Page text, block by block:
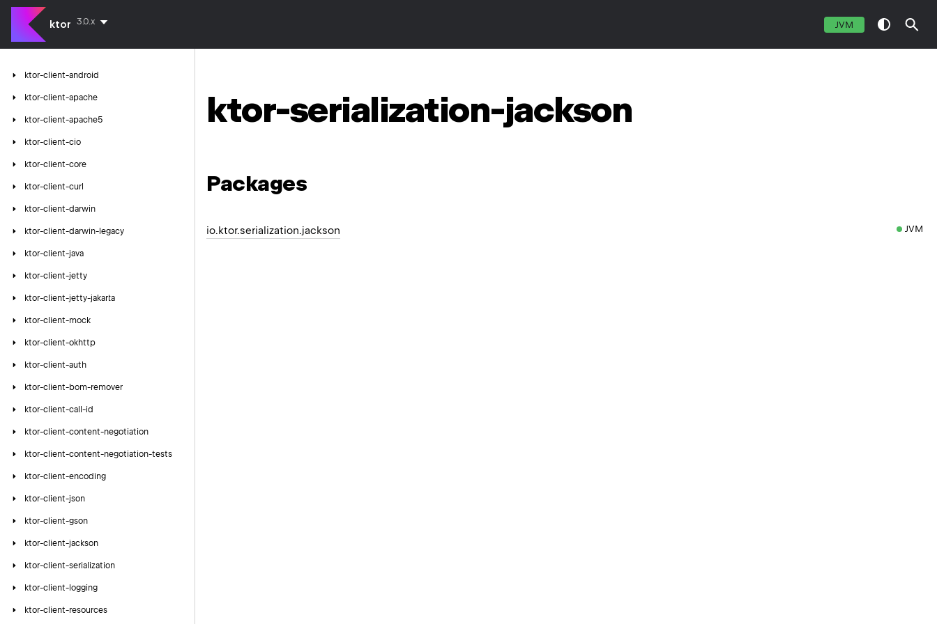
ktor 3.0.x JVM
ktor-client-android
ktor-client-apache
ktor-client-apache5
ktor-client-cio
ktor-client-core
ktor-client-curl
ktor-client-darwin
ktor-client-darwin-legacy
ktor-client-java
ktor-client-jetty
ktor-client-jetty-jakarta
ktor-client-mock
ktor-client-okhttp
ktor-client-auth
ktor-client-bom-remover
ktor-client-call-id
ktor-client-content-negotiation
ktor-client-content-negotiation-tests
ktor-client-encoding
ktor-client-json
ktor-client-gson
ktor-client-jackson
ktor-client-serialization
ktor-client-logging
ktor-client-resources
ktor-serialization-jackson
Packages
io.ktor.serialization.jackson JVM